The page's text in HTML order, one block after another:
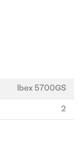
Ibex 5700GS
2